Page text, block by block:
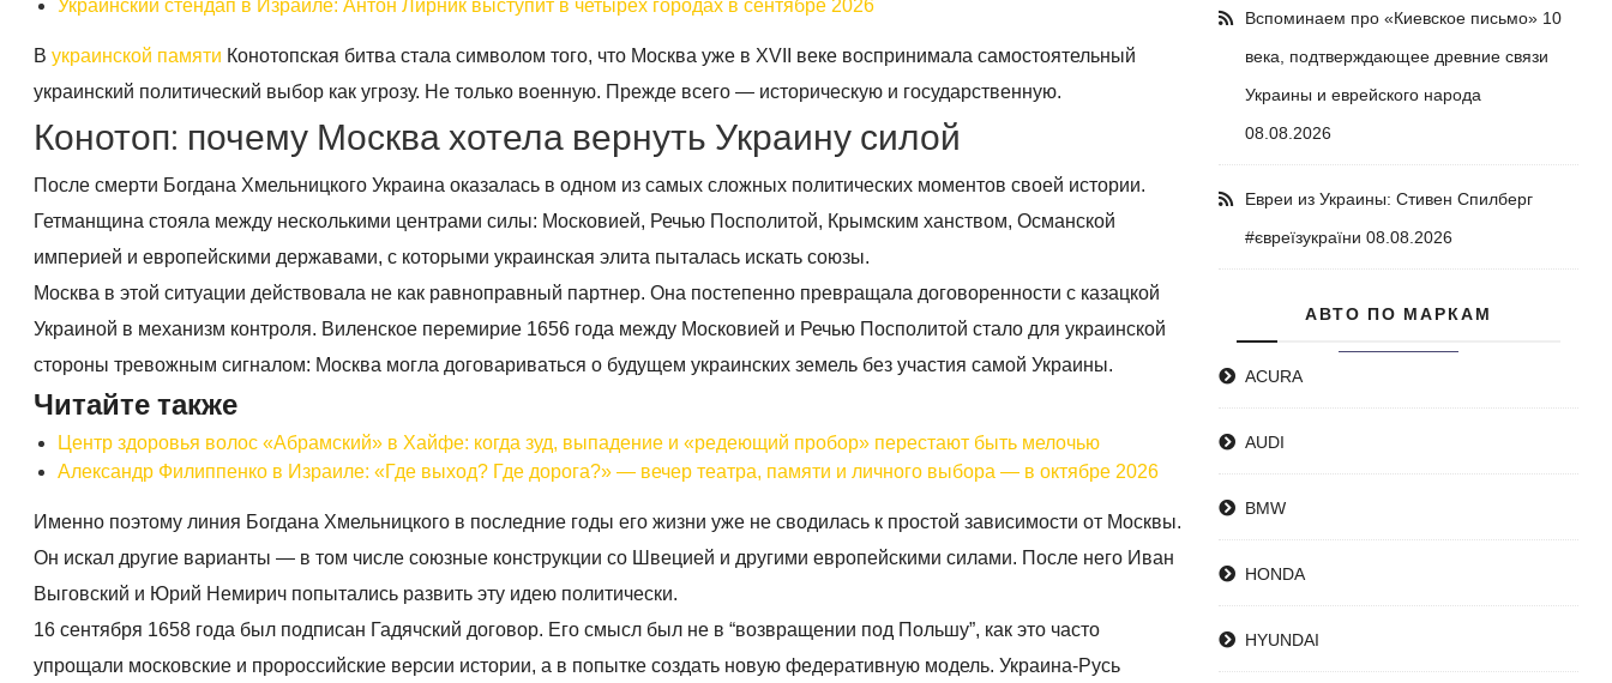
Украинский стендап в Израиле: Антон Лирник выступит в четырёх городах в сентябре 2026
Вукраинской памяти Конотопская битва стала символом того, что Москва уже в XVII веке воспринимала самостоятельный
украинский политический выбор как угрозу. Не только военную. Прежде всего — историческую и государственную.
Конотоп: почему Москва хотела вернуть Украину силой
После смерти Богдана Хмельницкого Украина оказалась в одном из самых сложных политических моментов своей истории.
Гетманщина стояла между несколькими центрами силы: Московией, Речью Посполитой, Крымским ханством, Османской
империей и европейскими державами, с которыми украинская элита пыталась искать союзы.
Москва в этой ситуации действовала не как равноправный партнер. Она постепенно превращала договоренности с казацкой
Украиной в механизм контроля. Виленское перемирие 1656 года между Московией и Речью Посполитой стало для украинской
стороны тревожным сигналом: Москва могла договариваться о будущем украинских земель без участия самой Украины.
Читайте также
Центр здоровья волос «Абрaмский» в Хайфе: когда зуд, выпадение и «редеющий пробор» перестают быть мелочью
Александр Филиппенко в Израиле: «Где выход? Где дорога?» — вечер театра, памяти и личного выбора — в октябре 2026
Именно поэтому линия Богдана Хмельницкого в последние годы его жизни уже не сводилась к простой зависимости от Москвы.
Он искал другие варианты — в том числе союзные конструкции со Швецией и другими европейскими силами. После него Иван
Выговский и Юрий Немирич попытались развить эту идею политически.
16 сентября 1658 года был подписан Гадячский договор. Его смысл был не в “возвращении под Польшу”, как это часто
упрощали московские и пророссийские версии истории, а в попытке создать новую федеративную модель. Украина-Русь
Вспоминаем про «Киевское письмо» 10
века, подтверждающее древние связи
Украины и еврейского народа
08.08.2026
Евреи из Украины: Стивен Спилберг
#євреїзукраїни 08.08.2026
АВТО ПО МАРКАМ
ACURA
AUDI
BMW
HONDA
HYUNDAI